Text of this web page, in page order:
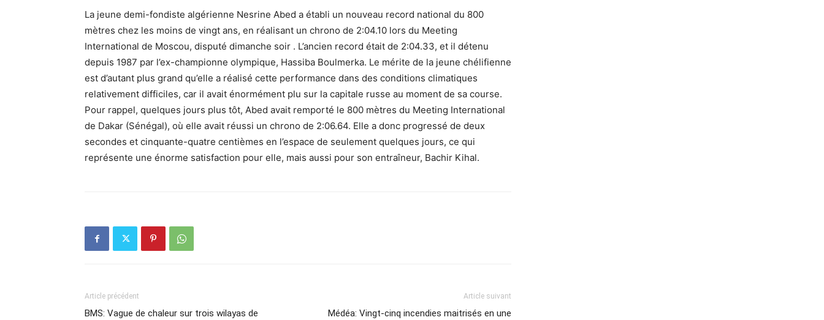
La jeune demi-fondiste algérienne Nesrine Abed a établi un nouveau record national du 800
mètres chez les moins de vingt ans, en réalisant un chrono de 2:04.10 lors du Meeting
International de Moscou, disputé dimanche soir . L’ancien record était de 2:04.33, et il détenu
depuis 1987 par l’ex-championne olympique, Hassiba Boulmerka. Le mérite de la jeune chélifienne
est d’autant plus grand qu’elle a réalisé cette performance dans des conditions climatiques
relativement difficiles, car il avait énormément plu sur la capitale russe au moment de sa course.
Pour rappel, quelques jours plus tôt, Abed avait remporté le 800 mètres du Meeting International
de Dakar (Sénégal), où elle avait réussi un chrono de 2:06.64. Elle a donc progressé de deux
secondes et cinquante-quatre centièmes en l’espace de seulement quelques jours, ce qui
représente une énorme satisfaction pour elle, mais aussi pour son entraîneur, Bachir Kihal.
Article précédent
BMS: Vague de chaleur sur trois wilayas de
Article suivant
Médéa: Vingt-cinq incendies maitrisés en une